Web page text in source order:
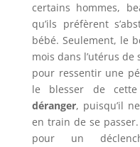
certains hommes,
qu’ils préfèrent
bébé. Seulement, le
mois dans l’utérus
pour ressentir une
le blesser de
déranger, puisqu’il
en train de se
pour un